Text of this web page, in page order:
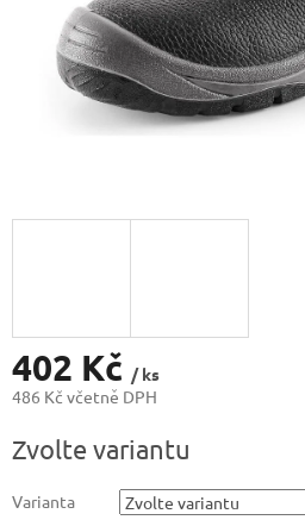
402 Kč / ks
486 Kč včetně DPH
cena:
Zvolte variantu
Varianta